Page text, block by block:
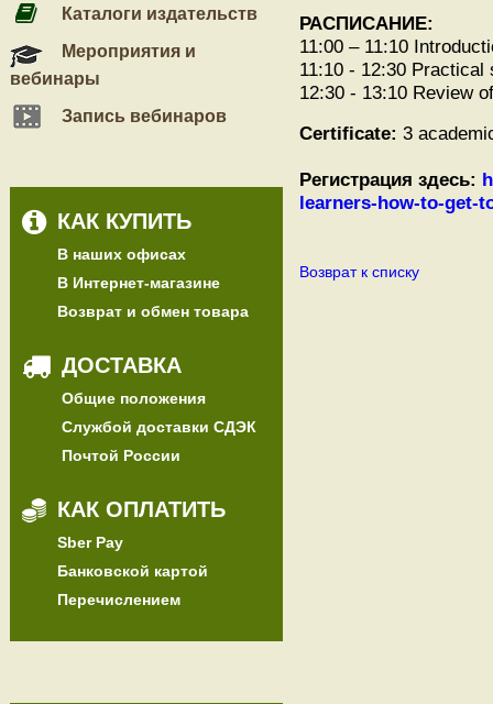
Каталоги издательств
Мероприятия и
вебинары
Запись вебинаров
КАК КУПИТЬ
В наших офисах
В Интернет-магазине
Возврат и обмен товара
ДОСТАВКА
Общие положения
Службой доставки СДЭК
Почтой России
КАК ОПЛАТИТЬ
Sber Pay
Банковской картой
Перечислением
РАСПИСАНИЕ:
11:00 – 11:10
11:10 - 12:30 Practical
12:30 - 13:10 Review
Certificate: 3
Регистрация здесь:
learners-how-to-get-
Возврат к списку